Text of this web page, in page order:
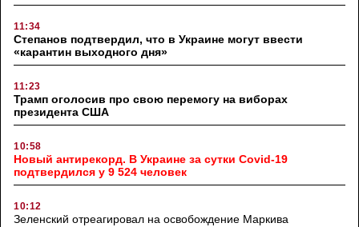
11:34
Степанов подтвердил, что в Украине могут ввести
«карантин выходного дня»
11:23
Трамп оголосив про свою перемогу на виборах
президента США
10:58
Новый антирекорд. В Украине за сутки Covid-19
подтвердился у 9 524 человек
10:12
Зеленский отреагировал на освобождение Маркива